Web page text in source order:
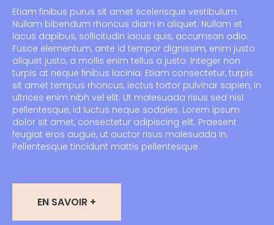
Etiam finibus purus sit amet scelerisque vestibulum.
Nullam bibendum rhoncus diam in aliquet. Nullam et
lacus dapibus, sollicitudin lacus quis, accumsan odio.
Fusce elementum, ante id tempor dignissim, enim justo
aliquet justo, a mollis enim tellus a justo. Integer non
turpis at neque finibus lacinia. Etiam consectetur, turpis
sit amet tempus rhoncus, lectus tortor pulvinar sapien, in
ultrices enim nibh vel elit. Ut malesuada risus sed nisl
pellentesque, id luctus neque sodales. Lorem ipsum
dolor sit amet, consectetur adipiscing elit. Praesent
feugiat eros augue, ut auctor risus malesuada in.
Pellentesque tincidunt mattis pellentesque.
EN SAVOIR +